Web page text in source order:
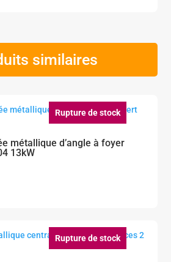
similaires
Rupture de stock
métallique d’angle à foyer
13kW
Rupture de stock